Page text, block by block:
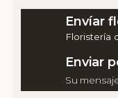
Envíar
Floristería
Enviar
Su